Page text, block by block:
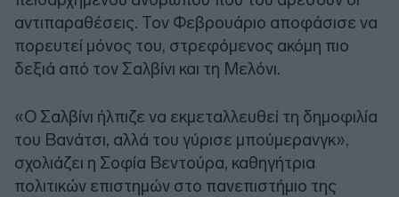
αντιπαραθέσεις. Τον Φεβρουάριο αποφάσισε να
πορευτεί μόνος του, στρεφόμενος ακόμη πιο
δεξιά από τον Σαλβίνι και τη Μελόνι.
«Ο Σαλβίνι ήλπιζε να εκμεταλλευθεί τη δημοφιλία
του Βανάτσι, αλλά του γύρισε μπούμερανγκ»,
σχολιάζει η Σοφία Βεντούρα, καθηγήτρια
πολιτικών επιστημών στο πανεπιστήμιο της